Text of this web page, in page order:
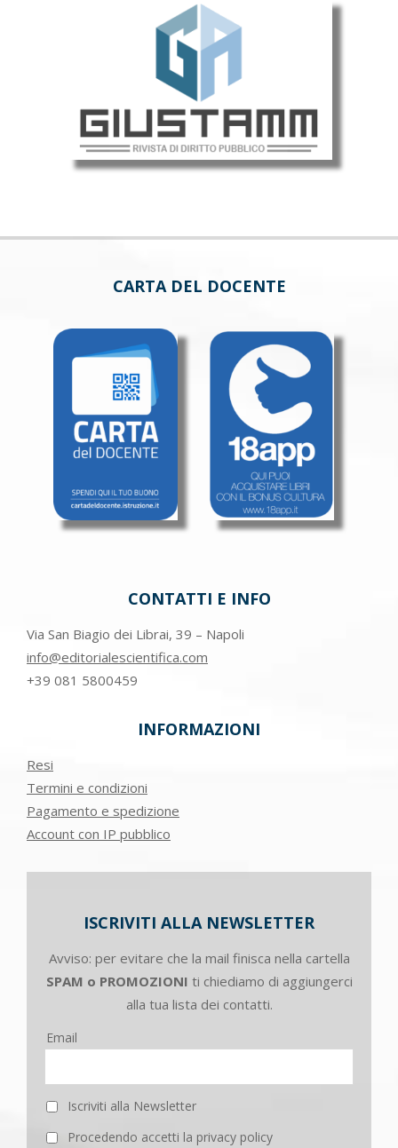
CARTA DEL DOCENTE
CONTATTI E INFO
Via San Biagio dei Librai, 39 – Napoli
info@editorialescientifica.com
+39 081 5800459
INFORMAZIONI
Resi
Termini e condizioni
Pagamento e spedizione
Account con IP pubblico
ISCRIVITI ALLA NEWSLETTER
Avviso: per evitare che la mail finisca nella cartella
SPAM o PROMOZIONI ti chiediamo di aggiungerci
alla tua lista dei contatti.
Email
Iscriviti alla Newsletter
Procedendo accetti la privacy policy